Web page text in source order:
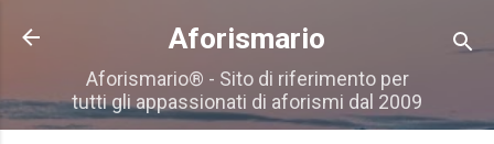
Passa ai contenuti principali
Aforismario
Aforismario® - Sito di riferimento per
tutti gli appassionati di aforismi dal 2009